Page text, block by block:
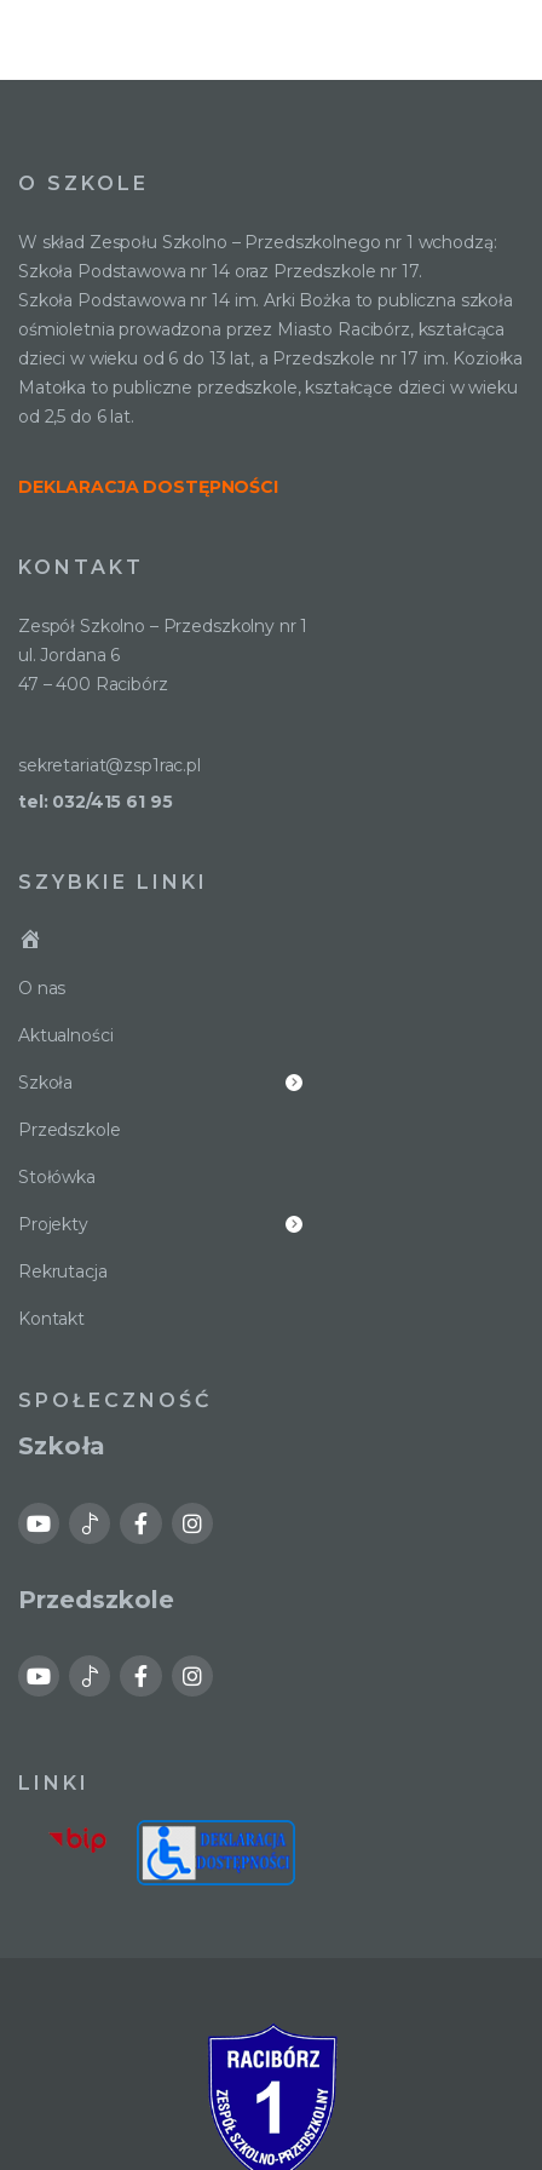
O SZKOLE
W skład Zespołu Szkolno – Przedszkolnego nr 1 wchodzą:
Szkoła Podstawowa nr 14 oraz Przedszkole nr 17.
Szkoła Podstawowa nr 14 im. Arki Bożka to publiczna szkoła
ośmioletnia prowadzona przez Miasto Racibórz, kształcąca
dzieci w wieku od 6 do 13 lat, a Przedszkole nr 17 im. Koziołka
Matołka to publiczne przedszkole, kształcące dzieci w wieku
od 2,5 do 6 lat.
DEKLARACJA DOSTĘPNOŚCI
KONTAKT
Zespół Szkolno – Przedszkolny nr 1
ul. Jordana 6
47 – 400 Racibórz
sekretariat@zsp1rac.pl
tel: 032/415 61 95
SZYBKIE LINKI
O nas
Aktualności
Szkoła
Przedszkole
Stołówka
Projekty
Rekrutacja
Kontakt
SPOŁECZNOŚĆ
Szkoła
Przedszkole
LINKI